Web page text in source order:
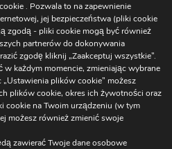
obowiązywać kolejne
Szukaj
. Pozwala to na zapewnienie
jej bezpieczeństwa (pliki cookie
zgodą - pliki cookie mogą być również
partnerów do dokonywania
zgodę kliknij „Zaakceptuj wszystkie”.
każdym momencie, zmieniając wybrane
plików cookie” możesz
plików cookie, okres ich żywotności oraz
na Twoim urządzeniu (w tym
możesz również zmienić swoje
zawierać Twoje dane osobowe